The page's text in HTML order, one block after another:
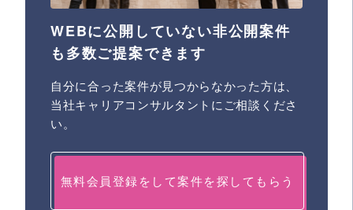
WEBに公開していない非公開案件
も多数ご提案できます
自分に合った案件が見つからなかった方は、
当社キャリアコンサルタントにご相談くださ
い。
無料会員登録をして案件を探してもらう